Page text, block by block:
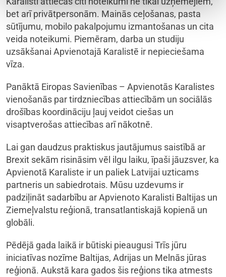
bet arī privātpersonām. Mainās ceļošanas, pasta
sūtījumu, mobilo pakalpojumu izmantošanas un cita
veida noteikumi. Piemēram, darba un studiju
uzsākšanai Apvienotajā Karalistē ir nepieciešama
vīza.
Panāktā Eiropas Savienības – Apvienotās Karalistes
vienošanās par tirdzniecības attiecībām un sociālās
drošības koordināciju ļauj veidot ciešas un
visaptverošas attiecības arī nākotnē.
Lai gan daudzus praktiskus jautājumus saistībā ar
Brexit sekām risināsim vēl ilgu laiku, īpaši jāuzsver, ka
Apvienotā Karaliste ir un paliek Latvijai uzticams
partneris un sabiedrotais. Mūsu uzdevums ir
padziļināt sadarbību ar Apvienoto Karalisti Baltijas un
Ziemeļvalstu reģionā, transatlantiskajā kopienā un
globāli.
Pēdējā gada laikā ir būtiski pieaugusi Trīs jūru
iniciatīvas nozīme Baltijas, Adrijas un Melnās jūras
reģionā. Aukstā kara gados šis reģions tika atmests